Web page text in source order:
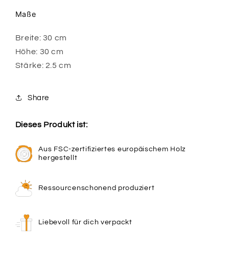
Maße
Breite: 30 cm
Höhe: 30 cm
Stärke: 2.5 cm
Share
Dieses Produkt ist:
Aus FSC-zertifiziertes europäischem Holz
hergestellt
Ressourcenschonend produziert
Liebevoll für dich verpackt